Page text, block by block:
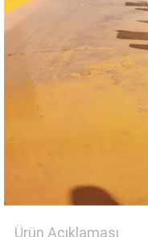
PRIVACY
POLICY
Ürün Açıklaması